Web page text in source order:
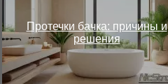
Протечки бачка: причины и
решения